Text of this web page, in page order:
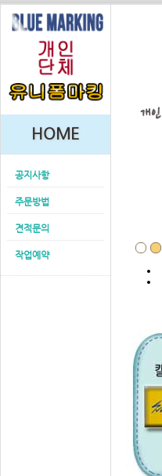
HOME
공지사항
주문방법
견적문의
작업예약